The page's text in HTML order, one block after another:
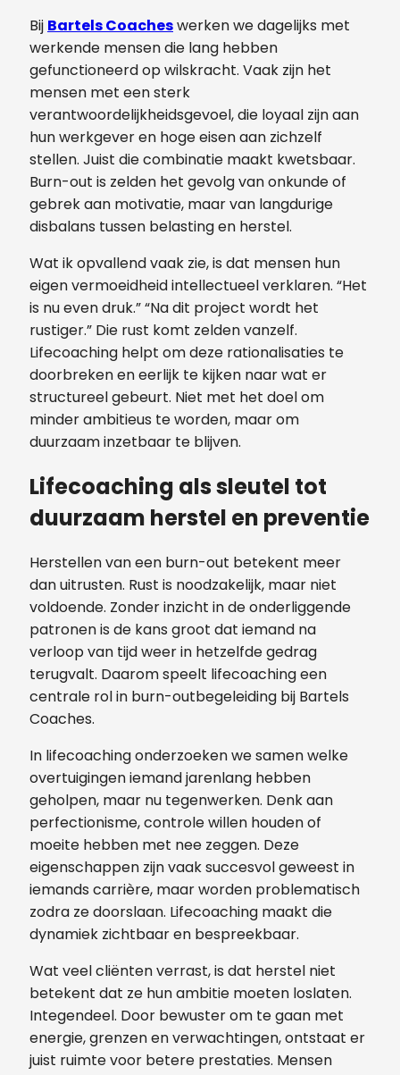
Bij Bartels Coacheswerken we dagelijks met
werkende mensen die lang hebben
gefunctioneerd op wilskracht. Vaak zijn het
mensen met een sterk
verantwoordelijkheidsgevoel, die loyaal zijn aan
hun werkgever en hoge eisen aan zichzelf
stellen. Juist die combinatie maakt kwetsbaar.
Burn-out is zelden het gevolg van onkunde of
gebrek aan motivatie, maar van langdurige
disbalans tussen belasting en herstel.
Wat ik opvallend vaak zie, is dat mensen hun
eigen vermoeidheid intellectueel verklaren. “Het
is nu even druk.” “Na dit project wordt het
rustiger.” Die rust komt zelden vanzelf.
Lifecoaching helpt om deze rationalisaties te
doorbreken en eerlijk te kijken naar wat er
structureel gebeurt. Niet met het doel om
minder ambitieus te worden, maar om
duurzaam inzetbaar te blijven.
Lifecoaching als sleutel tot
duurzaam herstel en preventie
Herstellen van een burn-out betekent meer
dan uitrusten. Rust is noodzakelijk, maar niet
voldoende. Zonder inzicht in de onderliggende
patronen is de kans groot dat iemand na
verloop van tijd weer in hetzelfde gedrag
terugvalt. Daarom speelt lifecoaching een
centrale rol in burn-outbegeleiding bij Bartels
Coaches.
In lifecoaching onderzoeken we samen welke
overtuigingen iemand jarenlang hebben
geholpen, maar nu tegenwerken. Denk aan
perfectionisme, controle willen houden of
moeite hebben met nee zeggen. Deze
eigenschappen zijn vaak succesvol geweest in
iemands carrière, maar worden problematisch
zodra ze doorslaan. Lifecoaching maakt die
dynamiek zichtbaar en bespreekbaar.
Wat veel cliënten verrast, is dat herstel niet
betekent dat ze hun ambitie moeten loslaten.
Integendeel. Door bewuster om te gaan met
energie, grenzen en verwachtingen, ontstaat er
juist ruimte voor betere prestaties. Mensen